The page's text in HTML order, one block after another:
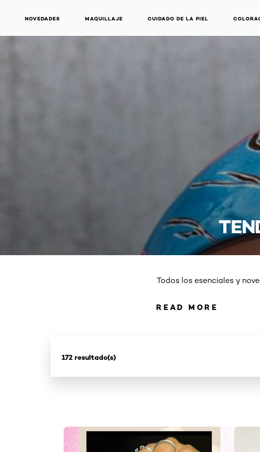
NOVEDADES MAQUILLAJE CUIDADO DE LA PIEL
Todos los esenciales y
READ MORE
172 resultado(s)